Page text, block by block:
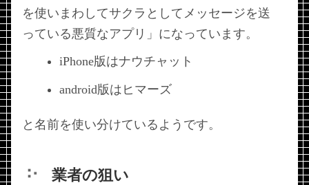
を使いまわしてサクラとしてメッセージを送
っている悪質なアプリ」になっています。
iPhone版はナウチャット
android版はヒマーズ
と名前を使い分けているようです。
業者の狙い